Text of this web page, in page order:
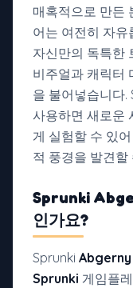
매혹적으로 만든
어는 여전히 자유
자신만의 독특한
비주얼과 캐릭터
을 불어넣습니다.
사용하면 새로운
게 실험할 수 있
적 풍경을 발견할
Sprunki
인가요?
Sprunki
Sprunki 게임플